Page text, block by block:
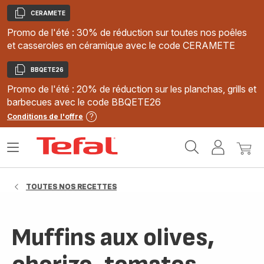
Copier
CERAMETE
Promo de l'été : 30% de réduction sur toutes nos poêles
et casseroles en céramique avec le code CERAMETE
Copier
BBQETE26
Promo de l'été : 20% de réduction sur les planchas, grills et
barbecues avec le code BBQETE26
Conditions de l'offre
MonMon
Ouvrir
TOUTES NOS RECETTES
Muffins aux olives,